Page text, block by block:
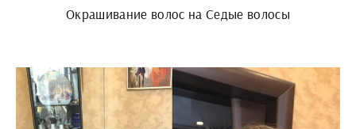
Окрашивание волос на Седые волосы